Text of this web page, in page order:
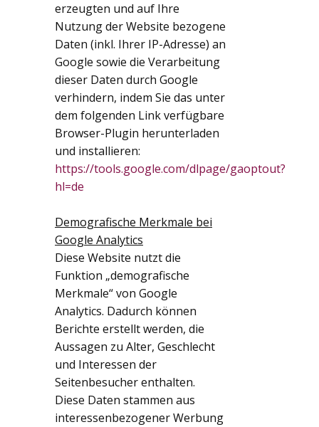
erzeugten und auf Ihre
Nutzung der Website bezogene
Daten (inkl. Ihrer IP-Adresse) an
Google sowie die Verarbeitung
dieser Daten durch Google
verhindern, indem Sie das unter
dem folgenden Link verfügbare
Browser-Plugin herunterladen
und installieren:
https://tools.google.com/dlpage/gaoptout?
hl=de
Demografische Merkmale bei
Google Analytics
Diese Website nutzt die
Funktion „demografische
Merkmale“ von Google
Analytics. Dadurch können
Berichte erstellt werden, die
Aussagen zu Alter, Geschlecht
und Interessen der
Seitenbesucher enthalten.
Diese Daten stammen aus
interessenbezogener Werbung